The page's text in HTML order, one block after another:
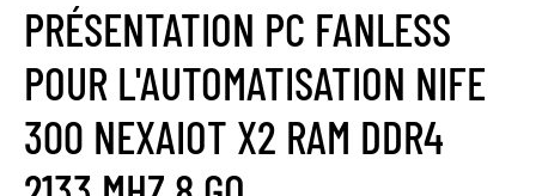
PRÉSENTATION PC FANLESS
POUR L'AUTOMATISATION NIFE
300 NEXAIOT X2 RAM DDR4